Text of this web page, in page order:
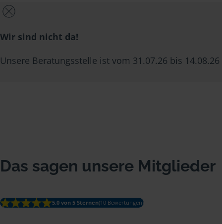
Wir sind nicht da!
Unsere Beratungsstelle ist vom 31.07.26 bis
Das sagen unsere Mitglieder
5.0 von 5 Sternen(10 Bewertungen)